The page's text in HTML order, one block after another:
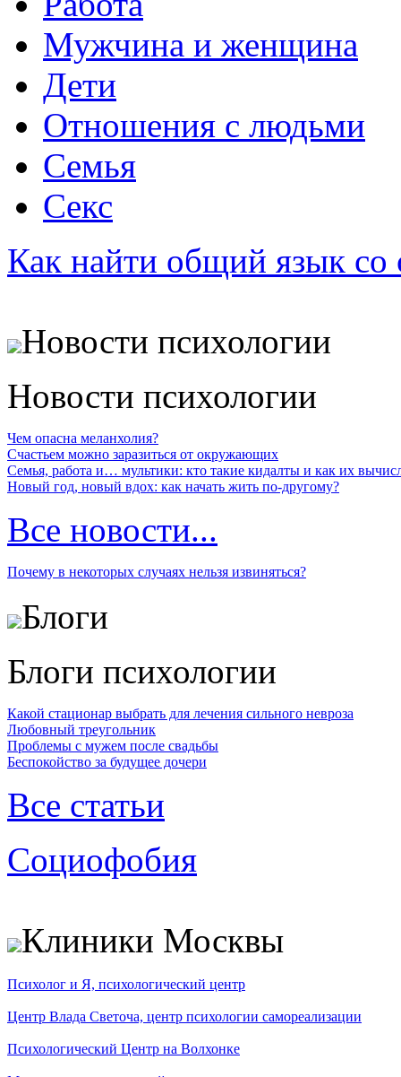
Мужчина и женщина
Дети
Отношения с людьми
Семья
Секс
Как найти общий язык со
Новости психологии
Новости психологии
Чем опасна меланхолия?
Счастьем можно заразиться от окружающих
Семья, работа и… мультики: кто такие кидалты и как их
Новый год, новый вдох: как начать жить по-другому?
Все новости...
Почему в некоторых случаях нельзя извиняться?
Блоги
Блоги психологии
Какой стационар выбрать для лечения сильного невроза
Любовный треугольник
Проблемы с мужем после свадьбы
Беспокойство за будущее дочери
Все статьи
Социофобия
Клиники Москвы
Психолог и Я, психологический центр
Центр Влада Светоча, центр психологии самореализации
Психологический Центр на Волхонке